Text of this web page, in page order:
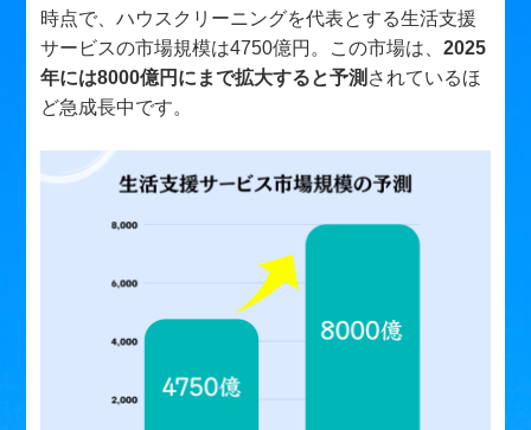
時点で、ハウスクリーニングを代表とする生活支援
サービスの市場規模は4750億円。この市場は、2025
年には8000億円にまで拡大すると予測 されているほ
ど急成長中です。